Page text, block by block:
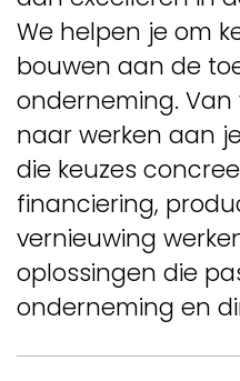
We helpen je om
bouwen aan de
onderneming.
naar werken aan
die keuzes
financiering,
vernieuwing
oplossingen die
onderneming en